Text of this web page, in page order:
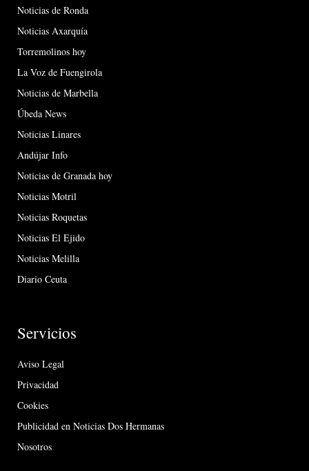
Noticias de Ronda
Noticias Axarquía
Torremolinos hoy
La Voz de Fuengirola
Noticias de Marbella
Úbeda News
Noticias Linares
Andújar Info
Noticias de Granada hoy
Noticias Motril
Noticias Roquetas
Noticias El Ejido
Noticias Melilla
Diario Ceuta
Servicios
Aviso Legal
Privacidad
Cookies
Publicidad en Noticias Dos Hermanas
Nosotros